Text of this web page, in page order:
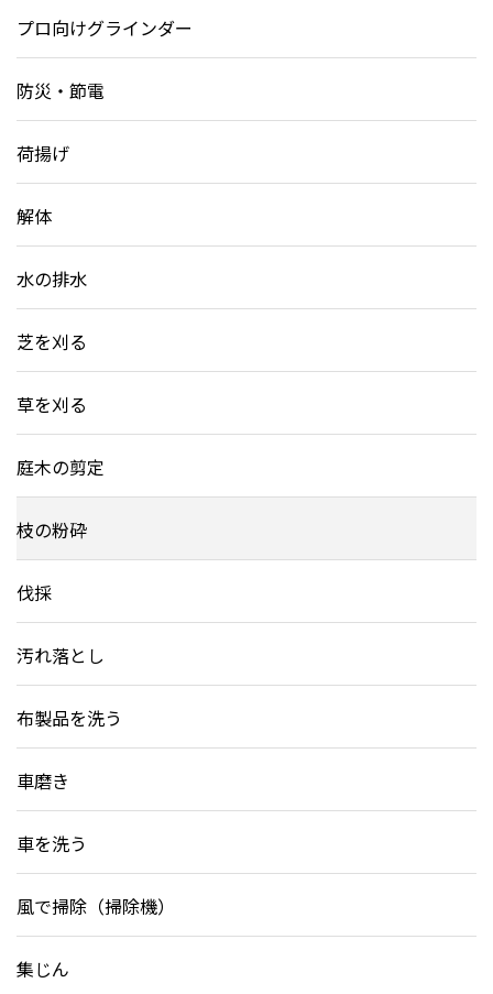
プロ向けグラインダー
防災・節電
荷揚げ
解体
水の排水
芝を刈る
草を刈る
庭木の剪定
枝の粉砕
伐採
汚れ落とし
布製品を洗う
車磨き
車を洗う
風で掃除（掃除機）
集じん